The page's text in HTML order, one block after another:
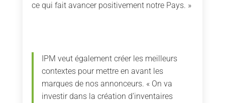
ce qui fait avancer positivement notre Pays. »
IPM veut également créer les meilleurs
contextes pour mettre en avant les
marques de nos annonceurs. « On va
investir dans la création d’inventaires